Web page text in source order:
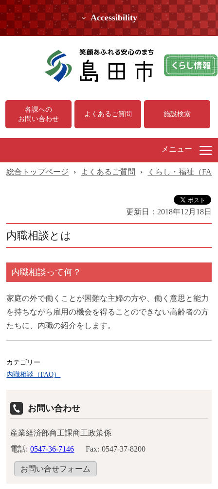
Accessibility
各課への
お問い合わせ
よくあるご質問 施設検索
メニュー
総合トップページ › よくあるご質問 › くらし・福祉（
更新日： 2018年12月18日
内職相談とは
内職相談って何？
家庭の外で働くことが困難な主婦の方や、働く意思と能力
を持ちながら雇用の機会を得ることのできない高齢者の方
たちに、内職の紹介をします。
カテゴリー
内職相談（FAQ）
お問い合わせ
産業経済部商工課商工政策係
電話: 0547-36-7146 Fax: 0547-37-8200
お問い合せフォーム